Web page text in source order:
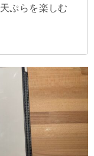
ぷらを楽しむ